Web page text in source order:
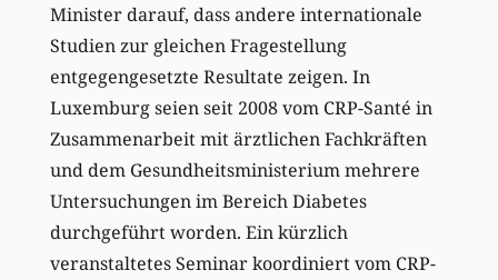
Minister darauf, dass andere internationale
Studien zur gleichen Fragestellung
entgegengesetzte Resultate zeigen. In
Luxemburg seien seit 2008 vom CRP-Santé in
Zusammenarbeit mit ärztlichen Fachkräften
und dem Gesundheitsministerium mehrere
Untersuchungen im Bereich Diabetes
durchgeführt worden. Ein kürzlich
veranstaltetes Seminar koordiniert vom CRP-